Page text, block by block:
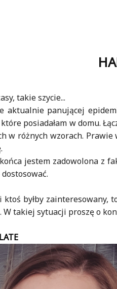
takie szycie...
aktualnie panującej
posiadałam w domu.
w różnych wzorach.
jestem zadowolona z
ktoś byłby zainteresowany,
W takiej sytuacji proszę o